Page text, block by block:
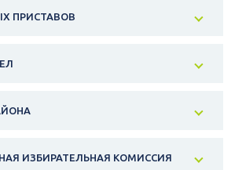
ПРИСТАВОВ
ИЗБИРАТЕЛЬНАЯ КОМИССИЯ